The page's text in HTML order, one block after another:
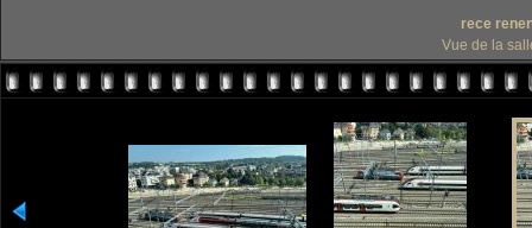
rece
Vue de la